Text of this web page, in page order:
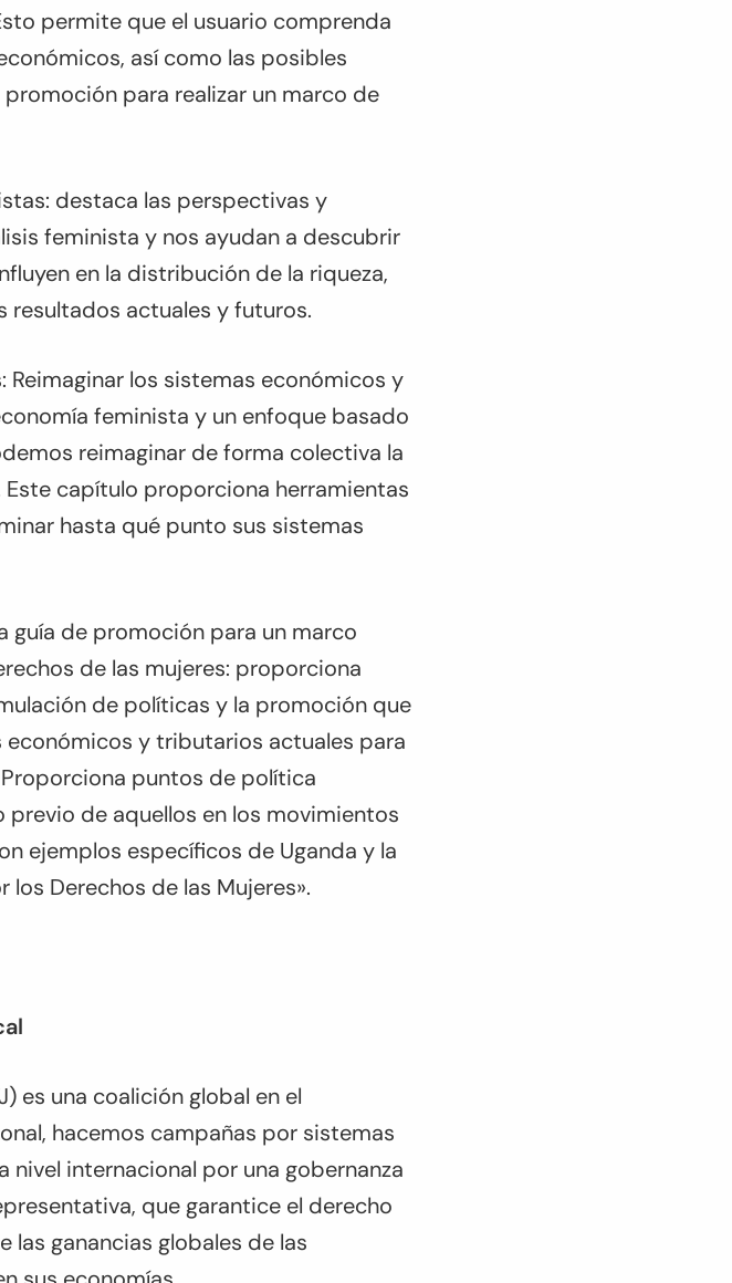
permite que el usuario comprenda
así como las posibles
para realizar un marco de
destaca las perspectivas y
feminista y nos ayudan a descubrir
en la distribución de la riqueza,
resultados actuales y futuros.
los sistemas económicos y
feminista y un enfoque basado
reimaginar de forma colectiva la
capítulo proporciona herramientas
hasta qué punto sus sistemas
guía de promoción para un marco
de las mujeres: proporciona
de políticas y la promoción que
y tributarios actuales para
puntos de política
de aquellos en los movimientos
ejemplos específicos de Uganda y la
los Derechos de las Mujeres».
es una coalición global en el
hacemos campañas por sistemas
internacional por una gobernanza
que garantice el derecho
las ganancias globales de las